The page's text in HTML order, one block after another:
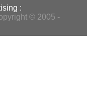
:
© 2005 -